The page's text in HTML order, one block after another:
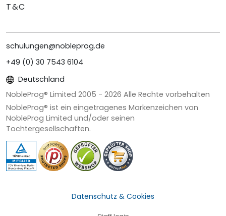
T&C
schulungen@nobleprog.de
+49 (0) 30 7543 6104
Deutschland
NobleProg® Limited 2005 - 2026 Alle Rechte vorbehalten
NobleProg® ist ein eingetragenes Markenzeichen von
NobleProg Limited und/oder seinen
Tochtergesellschaften.
Datenschutz & Cookies